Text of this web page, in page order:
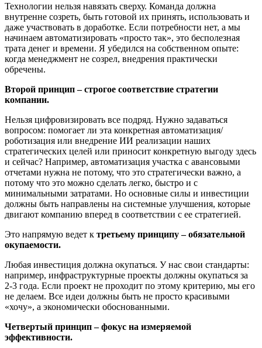
Технологии нельзя навязать сверху. Команда должна
внутренне созреть, быть готовой их принять, использовать и
даже участвовать в доработке. Если потребности нет, а мы
начинаем автоматизировать «просто так», это бесполезная
трата денег и времени. Я убедился на собственном опыте:
когда менеджмент не созрел, внедрения практически
обречены.
Второй принцип – строгое соответствие стратегии
компании.
Нельзя цифровизировать все подряд. Нужно задаваться
вопросом: помогает ли эта конкретная автоматизация/
роботизация или внедрение ИИ реализации наших
стратегических целей или приносит конкретную выгоду здесь
и сейчас? Например, автоматизация участка с авансовыми
отчетами нужна не потому, что это стратегически важно, а
потому что это можно сделать легко, быстро и с
минимальными затратами. Но основные силы и инвестиции
должны быть направлены на системные улучшения, которые
двигают компанию вперед в соответствии с ее стратегией.
Это напрямую ведет к третьему принципу – обязательной
окупаемости.
Любая инвестиция должна окупаться. У нас свои стандарты:
например, инфраструктурные проекты должны окупаться за
2-3 года. Если проект не проходит по этому критерию, мы его
не делаем. Все идеи должны быть не просто красивыми
«хочу», а экономически обоснованными.
Четвертый принцип – фокус на измеряемой
эффективности.